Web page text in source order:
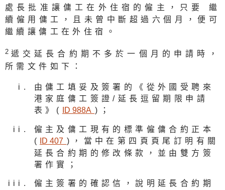
處長批准讓傭工在外住宿的僱主，只要 繼
續僱用傭工，且未曾中斷超過六個月，便可
繼續讓傭工在外住宿。
2 遞交延長合約期不多於一個月的申請時，
所需文件如下：
由傭工填妥及簽署的《從外國受聘來
港家庭傭工簽證/延長逗留期限申請
表》(
ID 988A )；
僱主及傭工現有的標準僱傭合約正本
(
ID 407 )，當中在第四頁頁尾訂明有關
延長合約期的修改條款，並由雙方簽
署作實；
僱主簽署的確認信，說明延長合約期